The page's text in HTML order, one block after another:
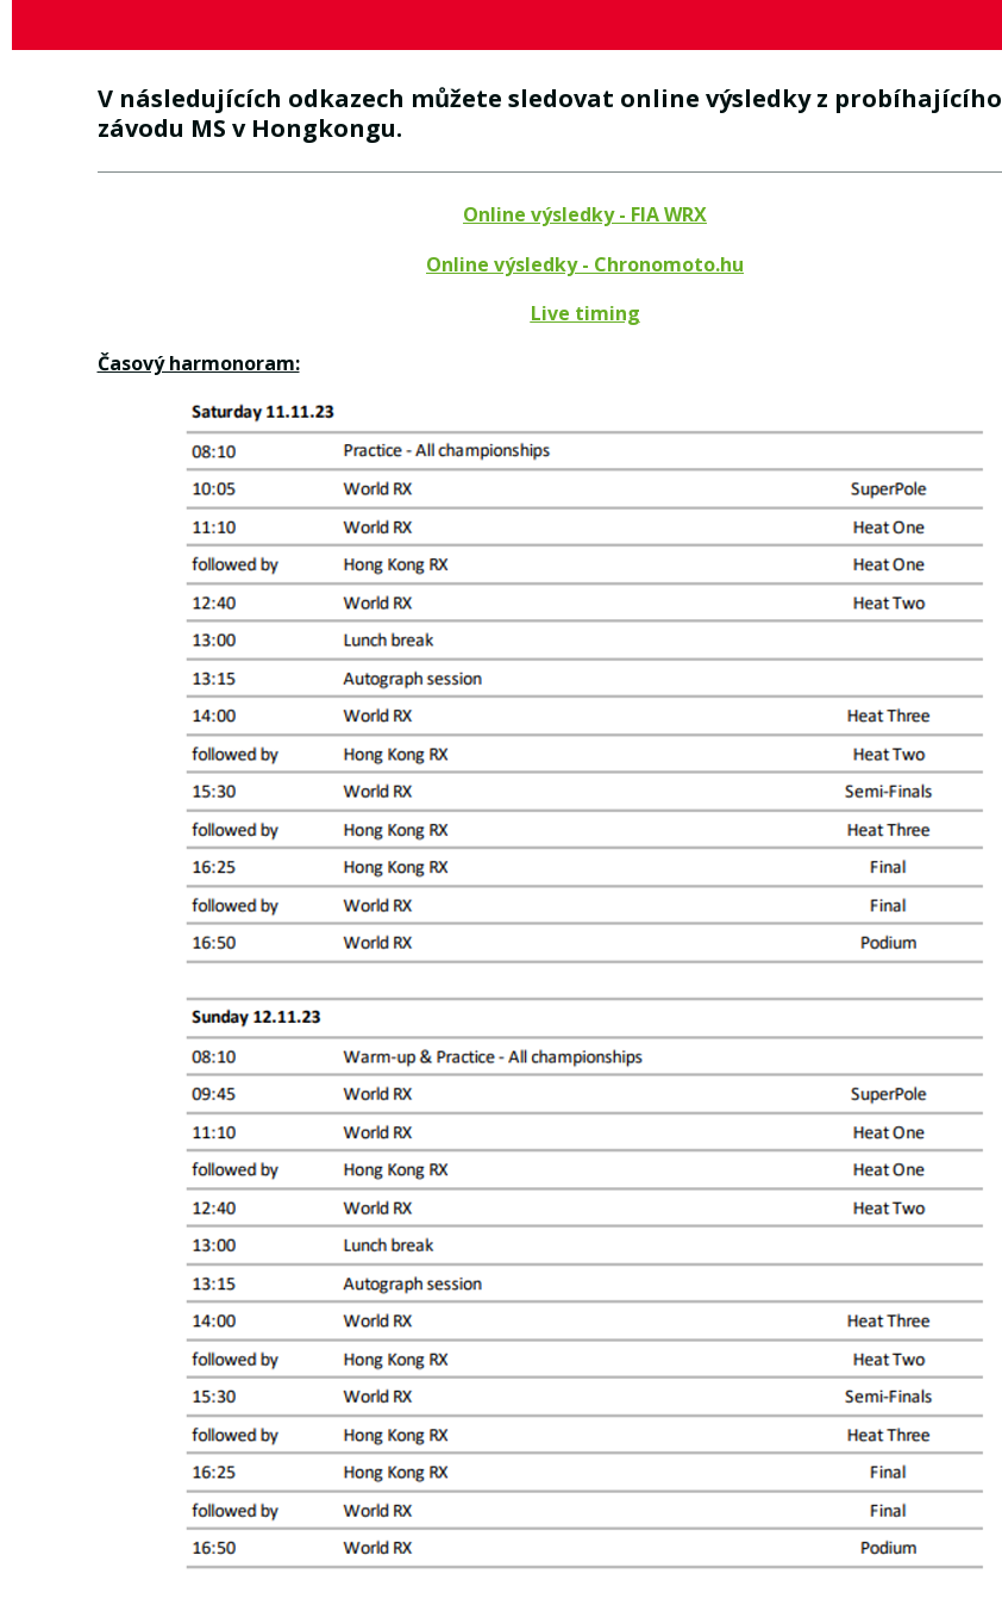
V následujících odkazech můžete sledovat online výsledky z probíhajícího
závodu MS v Hongkongu.
Online výsledky - FIA WRX
Online výsledky - Chronomoto.hu
Live timing
Časový harmonoram: